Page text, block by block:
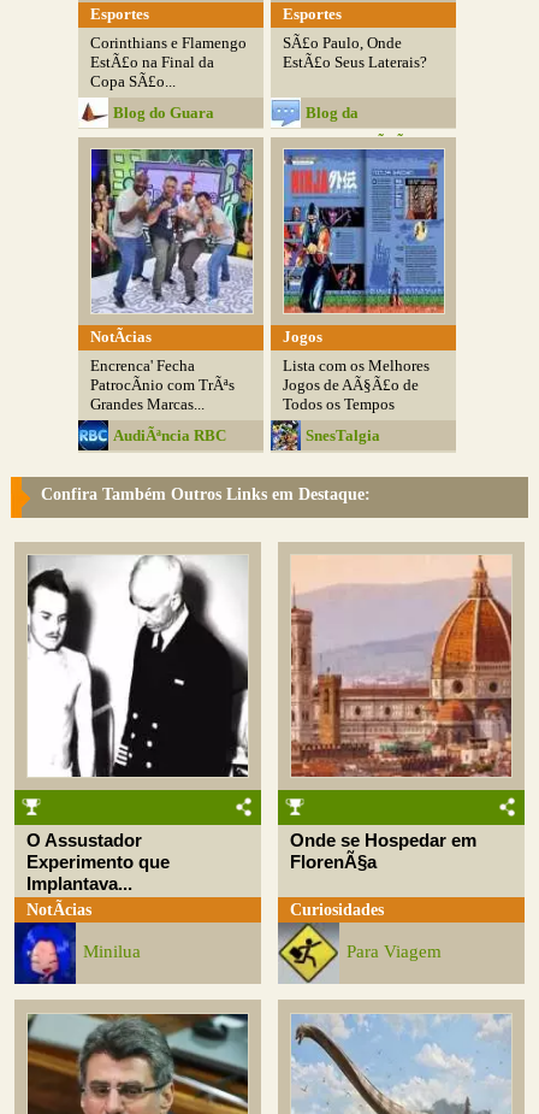
Esportes
Corinthians e Flamengo
EstÃ£o na Final da
Copa SÃ£o...
Blog do Guara
Esportes
SÃ£o Paulo, Onde
EstÃ£o Seus Laterais?
Blog da
ComunicaÃ§Ã£o
NotÃ­cias
Encrenca' Fecha
PatrocÃ­nio com TrÃªs
Grandes Marcas...
AudiÃªncia RBC
Jogos
Lista com os Melhores
Jogos de AÃ§Ã£o de
Todos os Tempos
SnesTalgia
Confira Também Outros Links em Destaque:
O Assustador
Experimento que
Implantava...
NotÃ­cias
Minilua
Onde se Hospedar em
FlorenÃ§a
Curiosidades
Para Viagem